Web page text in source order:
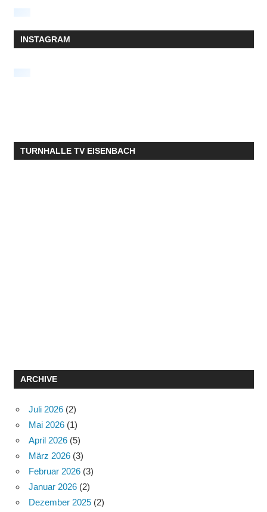
INSTAGRAM
TURNHALLE TV EISENBACH
ARCHIVE
Juli 2026 (2)
Mai 2026 (1)
April 2026 (5)
März 2026 (3)
Februar 2026 (3)
Januar 2026 (2)
Dezember 2025 (2)